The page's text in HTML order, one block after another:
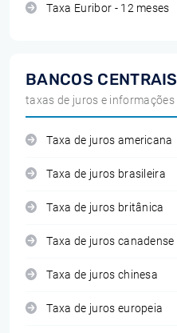
Taxa Euribor - 12 meses
BANCOS CENTRAIS
taxas de juros e informações
Taxa de juros americana
Taxa de juros brasileira
Taxa de juros britânica
Taxa de juros canadense
Taxa de juros chinesa
Taxa de juros europeia